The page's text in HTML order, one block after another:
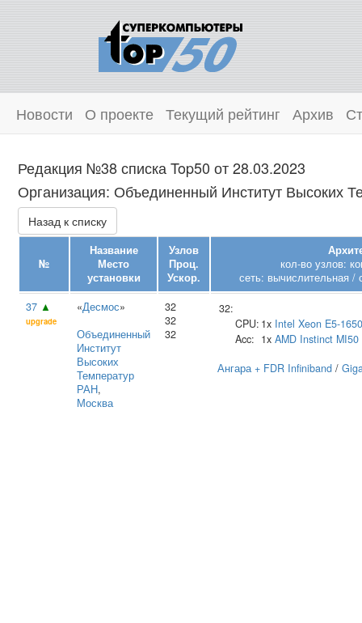
Новости О проекте Текущий рейтинг Архив
Редакция №38 списка Top50 от 28.03.2023
Организация: Объединенный Институт Высоких
Назад к списку
№
Название
Место
установки
Узлов
Проц.
Ускор.
кол-во узлов:
сеть: вычислительная /
37 ▲
upgrade
«Десмос»
Объединенный
Институт
Высоких
Температур
РАН,
Москва
32
32
32
32:
CPU: 1x Intel Xeon E5-
Acc: 1x AMD Instinct MI50
Ангара + FDR Infiniband /